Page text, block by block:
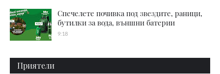
Спечелете почивка под звездите, раници,
бутилки за вода, външни батерии
9:18
Приятели